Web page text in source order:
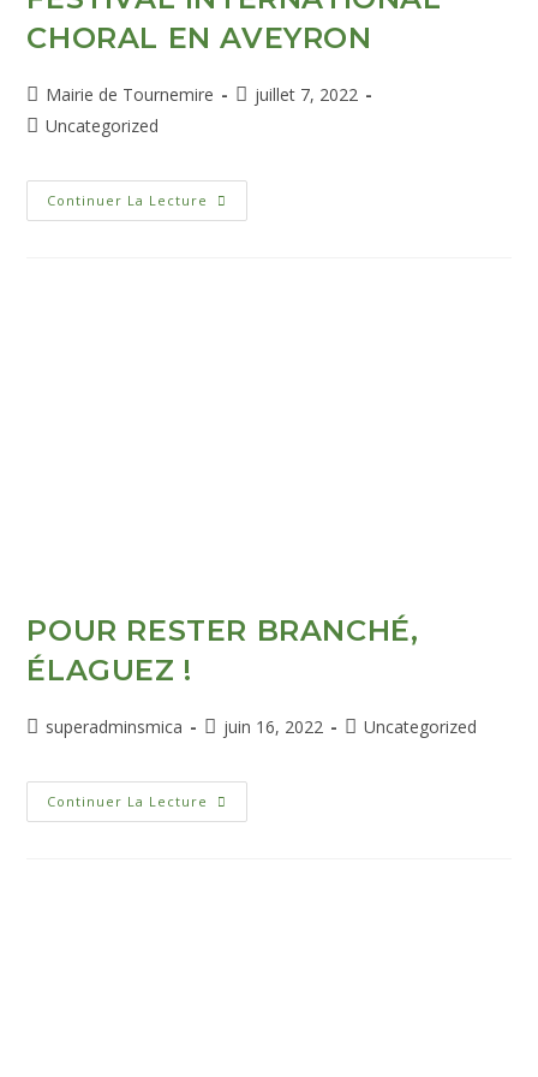
CHORAL EN AVEYRON
Mairie de Tournemire
juillet 7, 2022
Uncategorized
Continuer La Lecture
POUR RESTER BRANCHÉ,
ÉLAGUEZ !
superadminsmica juin 16, 2022 Uncategorized
Continuer La Lecture